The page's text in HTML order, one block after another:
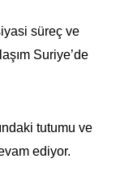
süreç ve
Suriye’de
tutumu ve
ediyor.